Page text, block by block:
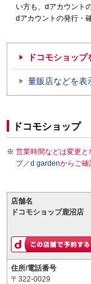
い方も、dアカウント
dアカウントの発行・
ドコモショップ
量販店などを表
ドコモショップ
営業時間などは変更
プ／d gardenからご確
店舗名
ドコモショップ鹿沼店
住所/電話番号
〒322-0029